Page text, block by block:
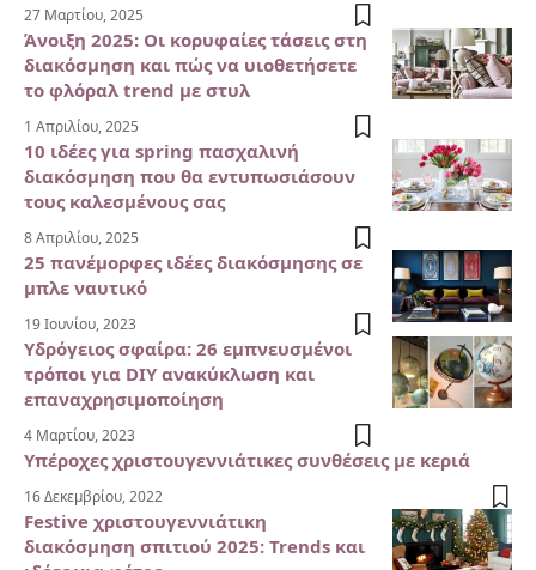
27 Μαρτίου, 2025
Άνοιξη 2025: Οι κορυφαίες τάσεις στη
διακόσμηση και πώς να υιοθετήσετε
το φλόραλ trend με στυλ
1 Απριλίου, 2025
10 ιδέες για spring πασχαλινή
διακόσμηση που θα εντυπωσιάσουν
τους καλεσμένους σας
8 Απριλίου, 2025
25 πανέμορφες ιδέες διακόσμησης σε
μπλε ναυτικό
19 Ιουνίου, 2023
Υδρόγειος σφαίρα: 26 εμπνευσμένοι
τρόποι για DIY ανακύκλωση και
επαναχρησιμοποίηση
4 Μαρτίου, 2023
Υπέροχες χριστουγεννιάτικες συνθέσεις με κεριά
16 Δεκεμβρίου, 2022
Festive χριστουγεννιάτικη
διακόσμηση σπιτιού 2025: Trends και